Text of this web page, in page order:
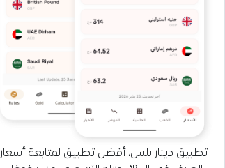
تطبيق دينار بلس، أفضل تطبيق لمتابعة أسعار